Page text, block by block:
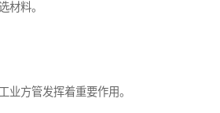
材料。
业方管发挥着重要作用。